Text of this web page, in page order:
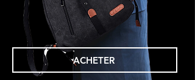
ACHETER